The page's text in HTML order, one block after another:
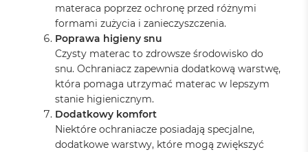
materaca poprzez ochronę przed różnymi
formami zużycia i zanieczyszczenia.
Poprawa higieny snu
Czysty materac to zdrowsze środowisko do
snu. Ochraniacz zapewnia dodatkową warstwę,
która pomaga utrzymać materac w lepszym
stanie higienicznym.
Dodatkowy komfort
Niektóre ochraniacze posiadają specjalne,
dodatkowe warstwy, które mogą zwiększyć